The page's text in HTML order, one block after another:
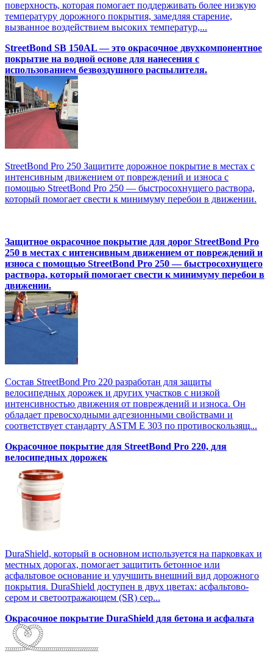
поверхность, которая помогает поддерживать более низкую
температуру дорожного покрытия, замедляя старение,
вызванное воздействием высоких температур,...
StreetBond SB 150AL — это окрасочное двухкомпонентное
покрытие на водной основе для нанесения с
использованием безвоздушного распылителя.
StreetBond Pro 250 Защитите дорожное покрытие в местах с
интенсивным движением от повреждений и износа с
помощью StreetBond Pro 250 — быстросохнущего раствора,
который помогает свести к минимуму перебои в движении.
Защитное окрасочное покрытие для дорог StreetBond Pro
250 в местах с интенсивным движением от повреждений и
износа с помощью StreetBond Pro 250 — быстросохнущего
раствора, который помогает свести к минимуму перебои в
движении.
Состав StreetBond Pro 220 разработан для защиты
велосипедных дорожек и других участков с низкой
интенсивностью движения от повреждений и износа. Он
обладает превосходными адгезионными свойствами и
соответствует стандарту ASTM E 303 по противоскользящ...
Окрасочное покрытие для StreetBond Pro 220, для
велосипедных дорожек
DuraShield, который в основном используется на парковках и
местных дорогах, помогает защитить бетонное или
асфальтовое основание и улучшить внешний вид дорожного
покрытия. DuraShield доступен в двух цветах: асфальтово-
сером и светоотражающем (SR) сер...
Окрасочное покрытие DuraShield для бетона и асфальта